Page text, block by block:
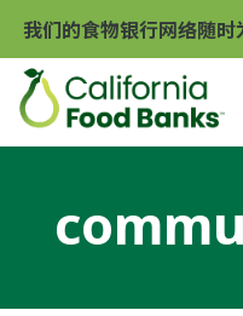
我们的食物银行网络随时